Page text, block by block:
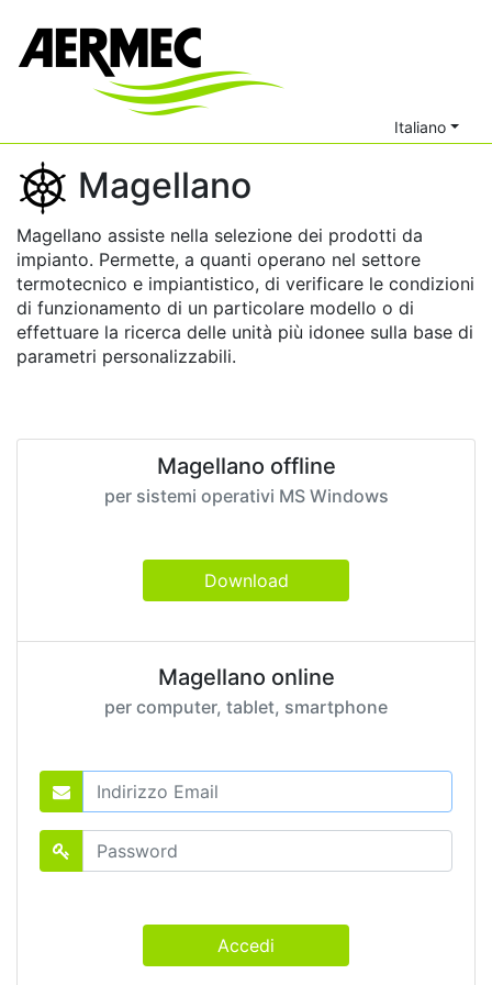
Italiano
Magellano
Magellano assiste nella selezione dei prodotti da
impianto. Permette, a quanti operano nel settore
termotecnico e impiantistico, di verificare le condizioni
di funzionamento di un particolare modello o di
effettuare la ricerca delle unità più idonee sulla base di
parametri personalizzabili.
Magellano offline
per sistemi operativi MS Windows
Download
Magellano online
per computer, tablet, smartphone